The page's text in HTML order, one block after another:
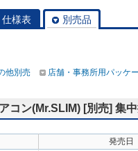
仕様表 別売品
他別売 店舗・事務所用パッケ
コン(Mr.SLIM) [別売] 集
発売日